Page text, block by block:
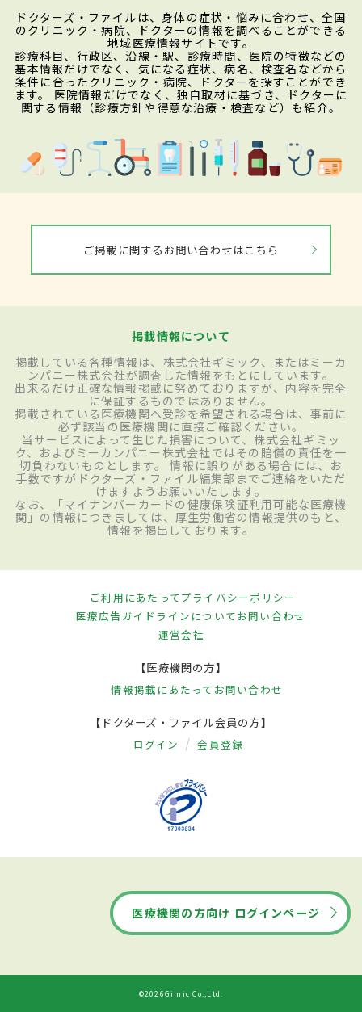
ドクターズ・ファイルは、身体の症状・悩みに合わせ、全国
のクリニック・病院、ドクターの情報を調べることができる
地域医療情報サイトです。
診療科目、行政区、沿線・駅、診療時間、医院の特徴などの
基本情報だけでなく、気になる症状、病名、検査名などから
条件に合ったクリニック・病院、ドクターを探すことができ
ます。 医院情報だけでなく、独自取材に基づき、ドクターに
関する情報（診療方針や得意な治療・検査など）も紹介。
ご掲載に関するお問い合わせはこちら
掲載情報について
掲載している各種情報は、株式会社ギミック、またはミーカ
ンパニー株式会社が調査した情報をもとにしています。
出来るだけ正確な情報掲載に努めておりますが、内容を完全
に保証するものではありません。
掲載されている医療機関へ受診を希望される場合は、事前に
必ず該当の医療機関に直接ご確認ください。
当サービスによって生じた損害について、株式会社ギミッ
ク、およびミーカンパニー株式会社ではその賠償の責任を一
切負わないものとします。 情報に誤りがある場合には、お
手数ですがドクターズ・ファイル編集部までご連絡をいただ
けますようお願いいたします。
なお、「マイナンバーカードの健康保険証利用可能な医療機
関」の情報につきましては、厚生労働省の情報提供のもと、
情報を掲出しております。
ご利用にあたってプライバシーポリシー
医療広告ガイドラインについてお問い合わせ
運営会社
【医療機関の方】
情報掲載にあたって お問い合わせ
【ドクターズ・ファイル会員の方】
ログイン 会員登録
医療機関の方向け ログインページ
©2026Gimic Co.,Ltd.